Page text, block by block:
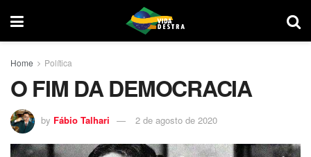
Home Política
O FIM DA DEMOCRACIA
by Fábio Talhari 2 de agosto de 2020